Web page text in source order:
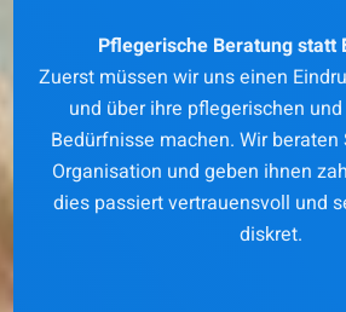
Pflegerische Beratung statt
Zuerst müssen wir uns einen
und über ihre pflegerischen
Bedürfnisse machen. Wir
Organisation und geben ihnen
dies passiert vertrauensvoll und
diskret.